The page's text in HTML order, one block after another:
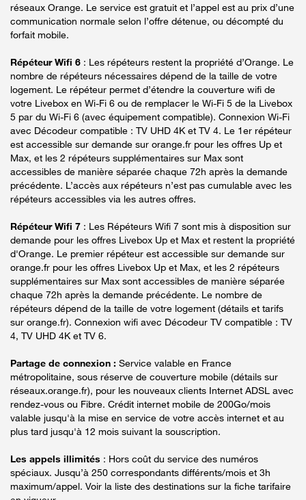
réseaux Orange. Le service est gratuit et l’appel est au prix d’une
communication normale selon l’offre détenue, ou décompté du
forfait mobile.
Répéteur Wifi 6 : Les répéteurs restent la propriété d’Orange. Le
nombre de répéteurs nécessaires dépend de la taille de votre
logement. Le répéteur permet d’étendre la couverture wifi de
votre Livebox en Wi-Fi 6 ou de remplacer le Wi-Fi 5 de la Livebox
5 par du Wi-Fi 6 (avec équipement compatible). Connexion Wi-Fi
avec Décodeur compatible : TV UHD 4K et TV 4. Le 1er répéteur
est accessible sur demande sur orange.fr pour les offres Up et
Max, et les 2 répéteurs supplémentaires sur Max sont
accessibles de manière séparée chaque 72h après la demande
précédente. L’accès aux répéteurs n’est pas cumulable avec les
répéteurs accessibles via les autres offres.
Répéteur Wifi 7 : Les Répéteurs Wifi 7 sont mis à disposition sur
demande pour les offres Livebox Up et Max et restent la propriété
d'Orange. Le premier répéteur est accessible sur demande sur
orange.fr pour les offres Livebox Up et Max, et les 2 répéteurs
supplémentaires sur Max sont accessibles de manière séparée
chaque 72h après la demande précédente. Le nombre de
répéteurs dépend de la taille de votre logement (détails et tarifs
sur orange.fr). Connexion wifi avec Décodeur TV compatible : TV
4, TV UHD 4K et TV 6.
Partage de connexion : Service valable en France
métropolitaine, sous réserve de couverture mobile (détails sur
réseaux.orange.fr), pour les nouveaux clients Internet ADSL avec
rendez-vous ou Fibre. Crédit internet mobile de 200Go/mois
valable jusqu'à la mise en service de votre accès internet et au
plus tard jusqu'à 12 mois suivant la souscription.
Les appels illimités : Hors coût du service des numéros
spéciaux. Jusqu’à 250 correspondants différents/mois et 3h
maximum/appel. Voir la liste des destinations sur la fiche tarifaire